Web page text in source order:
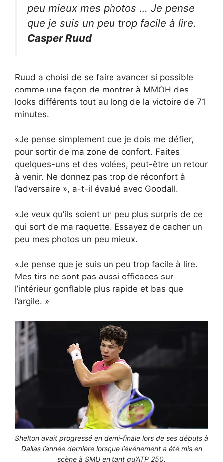
peu mieux mes photos … Je pense
que je suis un peu trop facile à lire.
Casper Ruud
Ruud a choisi de se faire avancer si possible
comme une façon de montrer à MMOH des
looks différents tout au long de la victoire de 71
minutes.
«Je pense simplement que je dois me défier,
pour sortir de ma zone de confort. Faites
quelques-uns et des volées, peut-être un retour
à venir. Ne donnez pas trop de réconfort à
l’adversaire », a-t-il évalué avec Goodall.
«Je veux qu’ils soient un peu plus surpris de ce
qui sort de ma raquette. Essayez de cacher un
peu mes photos un peu mieux.
«Je pense que je suis un peu trop facile à lire.
Mes tirs ne sont pas aussi efficaces sur
l’intérieur gonflable plus rapide et bas que
l’argile. »
Shelton avait progressé en demi-finale lors de ses débuts à
Dallas l’année dernière lorsque l’événement a été mis en
scène à SMU en tant qu’ATP 250.